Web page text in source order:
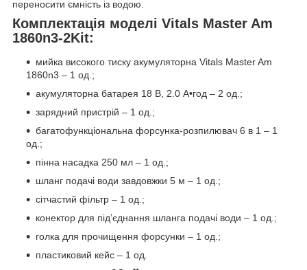
переносити ємність із водою.
Комплектація моделі Vitals Master Am
1860n3-2Kit:
мийка високого тиску акумуляторна Vitals Master Am
1860n3 – 1 од.;
акумуляторна батарея 18 В, 2.0 А•год – 2 од.;
зарядний пристрій – 1 од.;
багатофункціональна форсунка-розпилювач 6 в 1 – 1
од.;
пінна насадка 250 мл – 1 од.;
шланг подачі води завдовжки 5 м – 1 од.;
сітчастий фільтр – 1 од.;
конектор для підʼєднання шланга подачі води – 1 од.;
голка для прочищення форсунки – 1 од.;
пластиковий кейс – 1 од.